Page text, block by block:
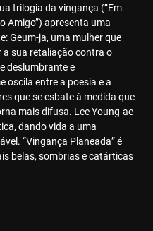
trilogia da vingança (“Em
Amigo”) apresenta uma
Geum-ja, uma mulher que
sua retaliação contra o
deslumbrante e
oscila entre a poesia e a
que se esbate à medida que
mais difusa. Lee Young-ae
dando vida a uma
“Vingança Planeada” é
belas, sombrias e catárticas